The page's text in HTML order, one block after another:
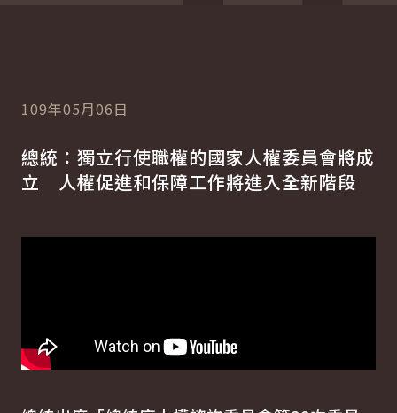
109年05月06日
總統：獨立行使職權的國家人權委員會將成
立 人權促進和保障工作將進入全新階段